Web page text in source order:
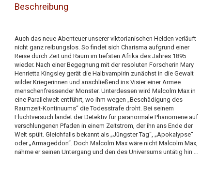
Beschreibung
Auch das neue Abenteuer unserer viktorianischen Helden verläuft
nicht ganz reibungslos. So findet sich Charisma aufgrund einer
Reise durch Zeit und Raum im tiefsten Afrika des Jahres 1895
wieder. Nach einer Begegnung mit der resoluten Forscherin Mary
Henrietta Kingsley gerät die Halbvampirin zunächst in die Gewalt
wilder Kriegerinnen und anschließend ins Visier einer Armee
menschenfressender Monster. Unterdessen wird Malcolm Max in
eine Parallelwelt entführt, wo ihm wegen „Beschädigung des
Raumzeit-Kontinuums“ die Todesstrafe droht. Bei seinem
Fluchtversuch landet der Detektiv für paranormale Phänomene auf
verschlungenen Pfaden in einem Zeitstrom, der ihn ans Ende der
Welt spült. Gleichfalls bekannt als „Jüngster Tag“, „Apokalypse“
oder „Armageddon“. Doch Malcolm Max wäre nicht Malcolm Max,
nähme er seinen Untergang und den des Universums untätig hin …